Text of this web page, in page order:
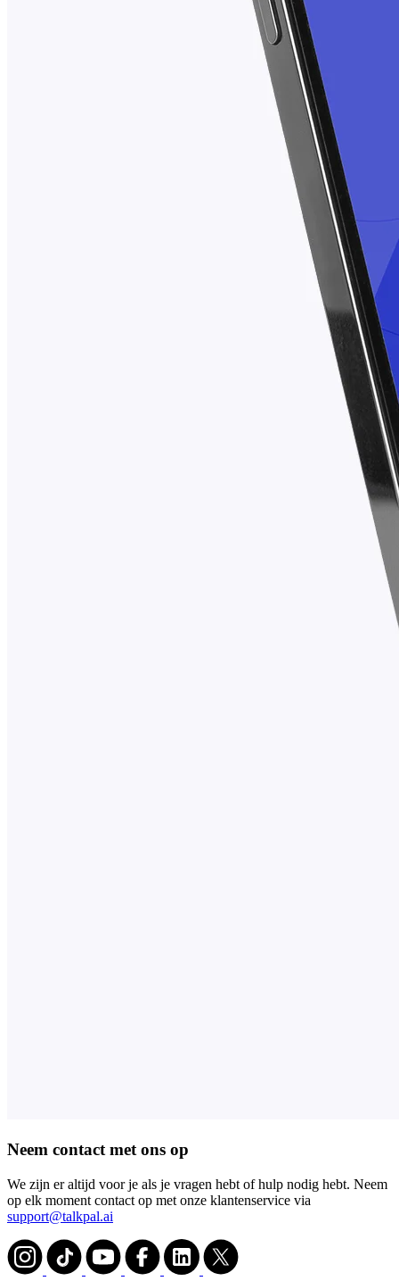
Neem contact met ons op
We zijn er altijd voor je als je vragen hebt of hulp nodig hebt. Neem
op elk moment contact op met onze klantenservice via
support@talkpal.ai